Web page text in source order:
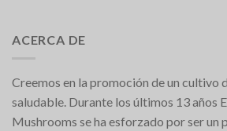
ACERCA DE
Creemos en la promoción de un cultivo
saludable. Durante los últimos 13 años
Mushrooms se ha esforzado por ser un